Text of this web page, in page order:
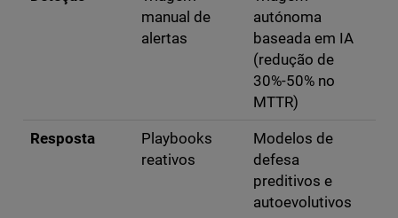
manual de
alertas
autónoma
baseada em IA
(redução de
30%-50% no
MTTR)
Resposta
Playbooks
reativos
Modelos de
defesa
preditivos e
autoevolutivos